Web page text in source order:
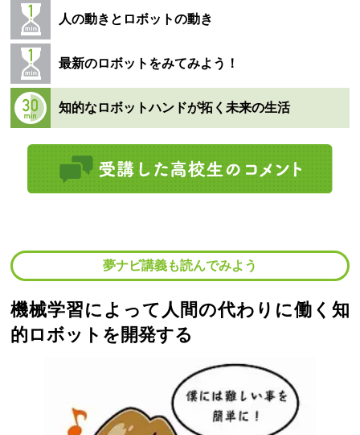
人の動きとロボットの動き
最新のロボットをみてみよう！
知的なロボットハンドが拓く未来の生活
夢ナビ講義も読んでみよう
機械学習によって人間の代わりに働く知
的ロボットを開発する